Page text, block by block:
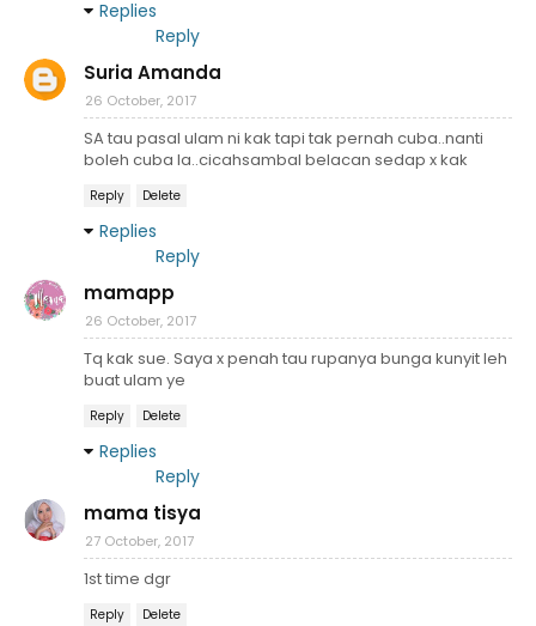
Replies
Reply
Suria Amanda
26 October, 2017
SA tau pasal ulam ni kak tapi tak pernah cuba..nanti
boleh cuba la..cicahsambal belacan sedap x kak
Reply Delete
Replies
Reply
mamapp
26 October, 2017
Tq kak sue. Saya x penah tau rupanya bunga kunyit leh
buat ulam ye
Reply Delete
Replies
Reply
mama tisya
27 October, 2017
1st time dgr
Reply Delete